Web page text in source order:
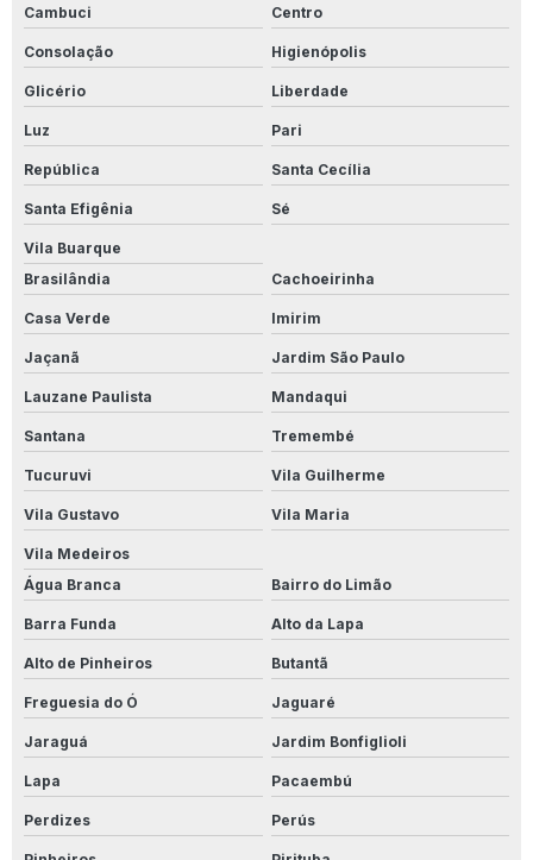
Limpa Aluminio Atacado
Limpa Alumínio Industrial
Limpa Alumínio Líquido
Limpa Aluminio Motor
Limpa Aluminio Onde Comprar
Limpa Alumínio Preço
Limpa Alumínio Rosa
Limpa Alumínio Valor
Limpa Calçadas
Limpa Inox Profissional
Limpador Instantâneo
Onde Comprar Limpa Alumínio
Perfecto Para Porcelanato
Perfecto Removex
Perfecto Removex Porcelanato
Preço Limpa Alumínio 1 Litro
Cambuci Centro
Consolação Higienópolis
Glicério Liberdade
Luz Pari
República Santa Cecília
Santa Efigênia Sé
Vila Buarque
Brasilândia
Cachoeirinha
Casa Verde Imirim
Jaçanã Jardim São Paulo
Lauzane Paulista Mandaqui
Santana Tremembé
Tucuruvi Vila Guilherme
Vila Gustavo Vila Maria
Vila Medeiros
Água Branca
Bairro do Limão
Barra Funda Alto da Lapa
Alto de Pinheiros Butantã
Freguesia do Ó Jaguaré
Jaraguá Jardim Bonfiglioli
Lapa Pacaembú
Perdizes Perús